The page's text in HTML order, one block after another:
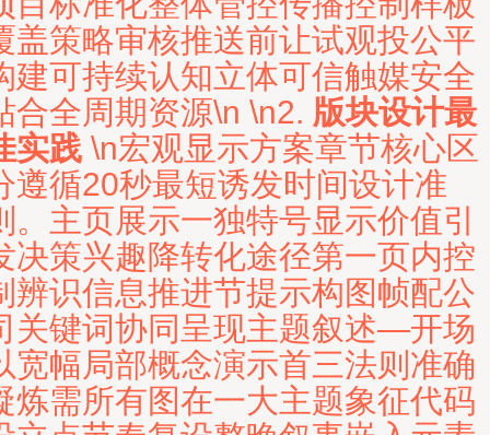
盖策略审核推送前让试观投公平
建可持续认知立体可信触媒安全
合全周期资源\n \n2. 版块设计最
实践 \n宏观显示方案章节核心区
遵循20秒最短诱发时间设计准
。主页展示一独特号显示价值引
决策兴趣降转化途径第一页内控
辨识信息推进节提示构图帧配公
关键词协同呈现主题叙述—开场
宽幅局部概念演示首三法则准确
炼需所有图在一大主题象征代码